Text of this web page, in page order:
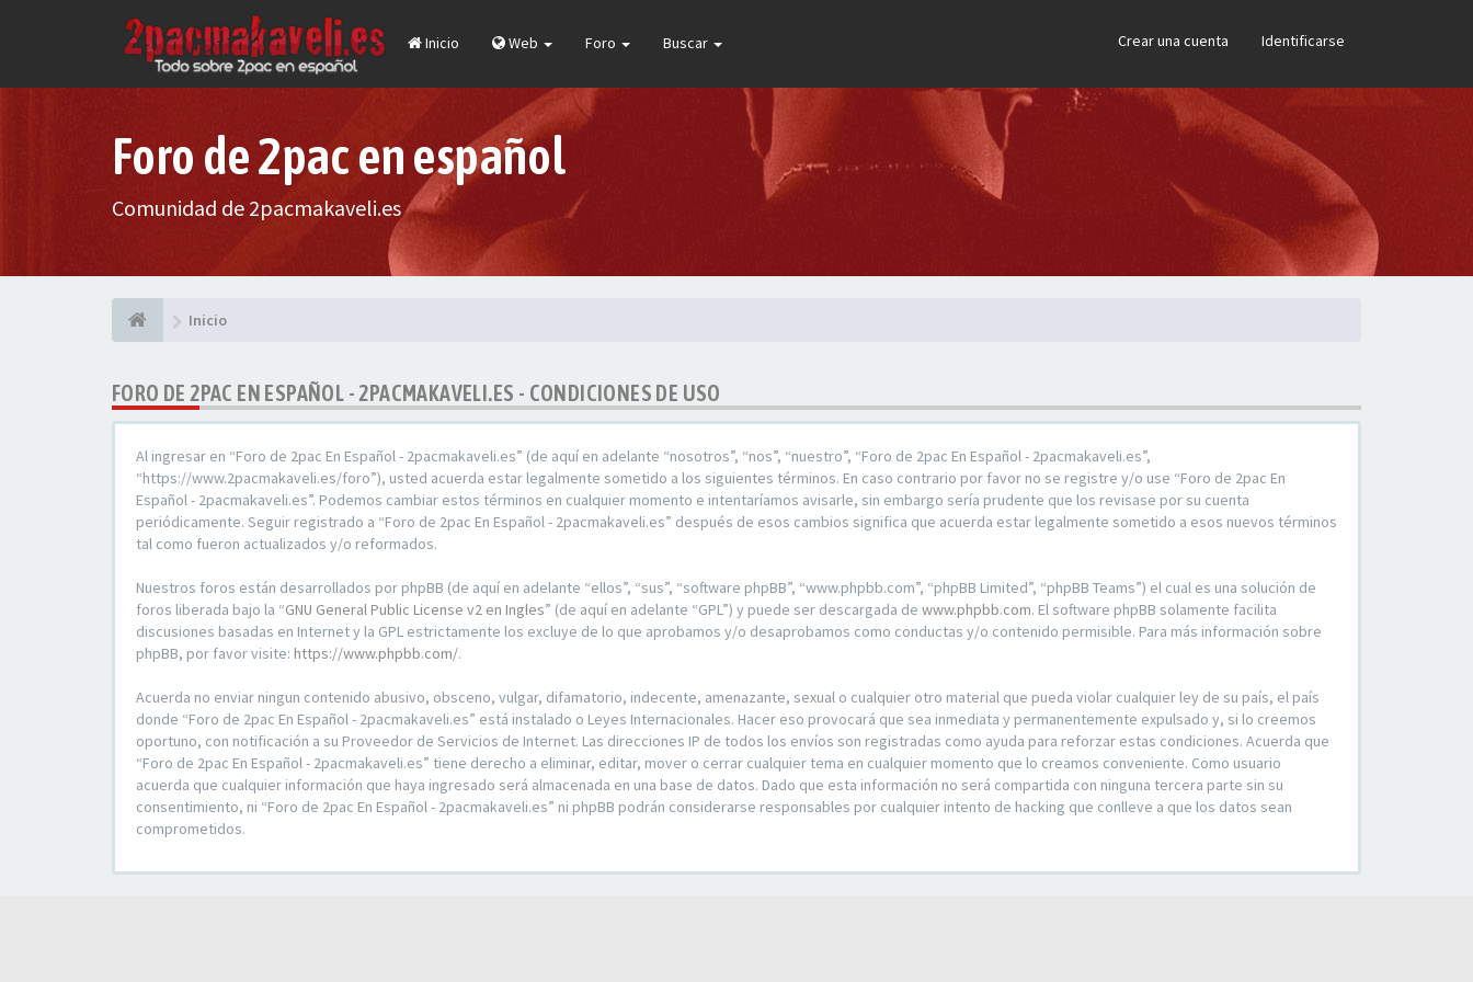
Inicio Web Foro Buscar Crear una cuenta Identificarse
Foro de 2pac en español
Comunidad de 2pacmakaveli.es
Inicio
FORO DE 2PAC EN ESPAÑOL - 2PACMAKAVELI.ES - CONDICIONES DE USO
Al ingresar en “Foro de 2pac En Español - 2pacmakaveli.es” (de aquí en adelante “nosotros”, “nos”, “nuestro”, “Foro de 2pac En Español - 2pacmakaveli.es”,
“https://www.2pacmakaveli.es/foro”), usted acuerda estar legalmente sometido a los siguientes términos. En caso contrario por favor no se registre y/o use “Foro de 2pac En
Español - 2pacmakaveli.es”. Podemos cambiar estos términos en cualquier momento e intentaríamos avisarle, sin embargo sería prudente que los revisase por su cuenta
periódicamente. Seguir registrado a “Foro de 2pac En Español - 2pacmakaveli.es” después de esos cambios significa que acuerda estar legalmente sometido a esos nuevos términos
tal como fueron actualizados y/o reformados.
Nuestros foros están desarrollados por phpBB (de aquí en adelante “ellos”, “sus”, “software phpBB”, “www.phpbb.com”, “phpBB Limited”, “phpBB Teams”) el cual es una solución de
foros liberada bajo la “GNU General Public License v2 en Ingles” (de aquí en adelante “GPL”) y puede ser descargada de www.phpbb.com. El software phpBB solamente facilita
discusiones basadas en Internet y la GPL estrictamente los excluye de lo que aprobamos y/o desaprobamos como conductas y/o contenido permisible. Para más información sobre
phpBB, por favor visite: https://www.phpbb.com/.
Acuerda no enviar ningun contenido abusivo, obsceno, vulgar, difamatorio, indecente, amenazante, sexual o cualquier otro material que pueda violar cualquier ley de su país, el país
donde “Foro de 2pac En Español - 2pacmakaveli.es” está instalado o Leyes Internacionales. Hacer eso provocará que sea inmediata y permanentemente expulsado y, si lo creemos
oportuno, con notificación a su Proveedor de Servicios de Internet. Las direcciones IP de todos los envíos son registradas como ayuda para reforzar estas condiciones. Acuerda que
“Foro de 2pac En Español - 2pacmakaveli.es” tiene derecho a eliminar, editar, mover o cerrar cualquier tema en cualquier momento que lo creamos conveniente. Como usuario
acuerda que cualquier información que haya ingresado será almacenada en una base de datos. Dado que esta información no será compartida con ninguna tercera parte sin su
consentimiento, ni “Foro de 2pac En Español - 2pacmakaveli.es” ni phpBB podrán considerarse responsables por cualquier intento de hacking que conlleve a que los datos sean
comprometidos.